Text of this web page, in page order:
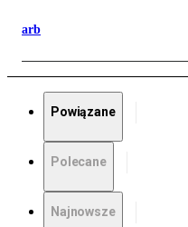
arb
Powiązane
Polecane
Najnowsze